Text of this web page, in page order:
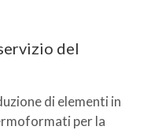
del
di elementi in
per la